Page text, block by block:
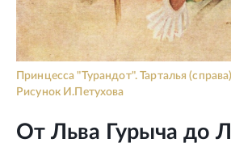
Принцесса "Турандот". Тарталья
Рисунок И.Петухова
От Льва Гурыча до